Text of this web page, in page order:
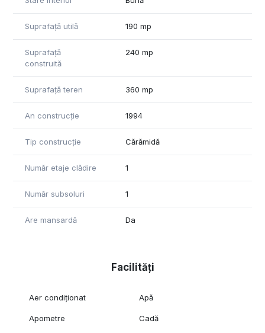
Suprafață utilă 190 mp
Suprafață
construită
240 mp
Suprafață teren 360 mp
An construcție 1994
Tip construcție Cărămidă
Număr etaje clădire 1
Număr subsoluri 1
Are mansardă Da
Facilități
Aer condiționat Apă
Apometre Cadă